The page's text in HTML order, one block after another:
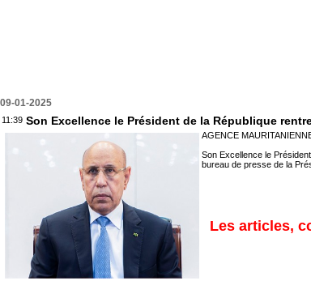
09-01-2025
11:39 Son Excellence le Président de la République
AGENCE
Son Excellence le
bureau de presse de la
Les articles,